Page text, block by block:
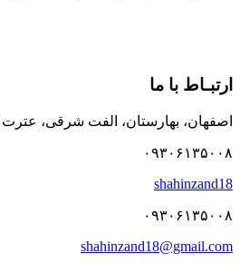
ارتبـاط با ما
اصفهان، بهارستان، الفت شرقی، عترت 5، پ 346
۰۹۳۰۶۱۳۵۰۰۸
shahinzand18
۰۹۳۰۶۱۳۵۰۰۸
shahinzand18@gmail.com